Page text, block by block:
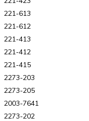
221-613
221-612
221-413
221-412
221-415
2273-203
2273-205
2003-7641
2273-202